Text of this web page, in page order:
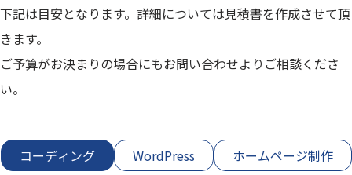
下記は目安となります。詳細については見積書を作成させて頂
きます。
ご予算がお決まりの場合にもお問い合わせよりご相談くださ
い。
コーディング WordPress ホームページ制作